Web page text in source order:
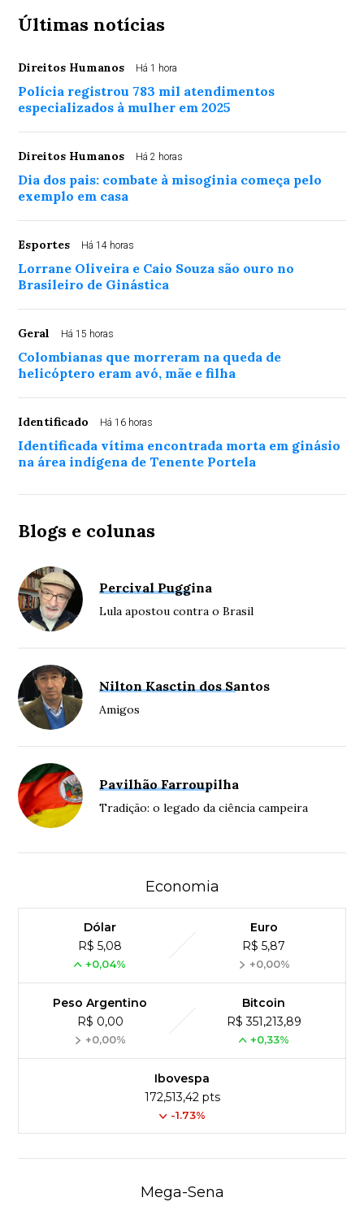
Últimas notícias
Direitos Humanos Há 1 hora
Polícia registrou 783 mil atendimentos
especializados à mulher em 2025
Direitos Humanos Há 2 horas
Dia dos pais: combate à misoginia começa pelo
exemplo em casa
Esportes Há 14 horas
Lorrane Oliveira e Caio Souza são ouro no
Brasileiro de Ginástica
Geral Há 15 horas
Colombianas que morreram na queda de
helicóptero eram avó, mãe e filha
Identificado Há 16 horas
Identificada vítima encontrada morta em ginásio
na área indígena de Tenente Portela
Blogs e colunas
Percival Puggina
Lula apostou contra o Brasil
Nilton Kasctin dos Santos
Amigos
Pavilhão Farroupilha
Tradição: o legado da ciência campeira
Economia
Dólar
R$ 5,08
+0,04%
Euro
R$ 5,87
+0,00%
Peso Argentino
R$ 0,00
+0,00%
Bitcoin
R$ 351,213,89
+0,33%
Ibovespa
172,513,42 pts
-1.73%
Mega-Sena